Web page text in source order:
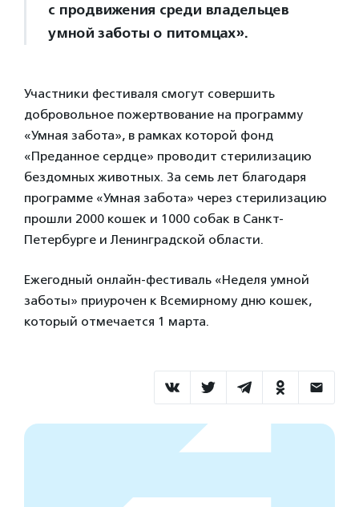
с продвижения среди владельцев
умной заботы о питомцах».
Участники фестиваля смогут совершить
добровольное пожертвование на программу
«Умная забота», в рамках которой фонд
«Преданное сердце» проводит стерилизацию
бездомных животных. За семь лет благодаря
программе «Умная забота» через стерилизацию
прошли 2000 кошек и 1000 собак в Санкт-
Петербурге и Ленинградской области.
Ежегодный онлайн-фестиваль «Неделя умной
заботы» приурочен к Всемирному дню кошек,
который отмечается 1 марта.